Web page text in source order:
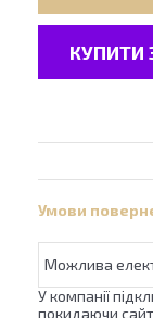
КУПИТИ
У компанії
покидаючи